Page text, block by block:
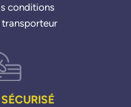
conditions